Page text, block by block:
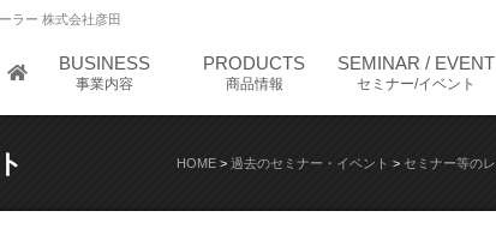
ラー 株式会社彦田
BUSINESS
事業内容
PRODUCTS
商品情報
SEMINAR / EVENT
セミナー/イベント
HOME > 過去のセミナー・イベント > セミナー等の